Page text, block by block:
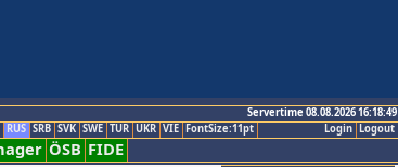
Servertime 08.08.2026 16:18:49
Logout
Login
RUS SRB SVK SWE TUR UKR VIE FontSize:11pt
ÖSB FIDE